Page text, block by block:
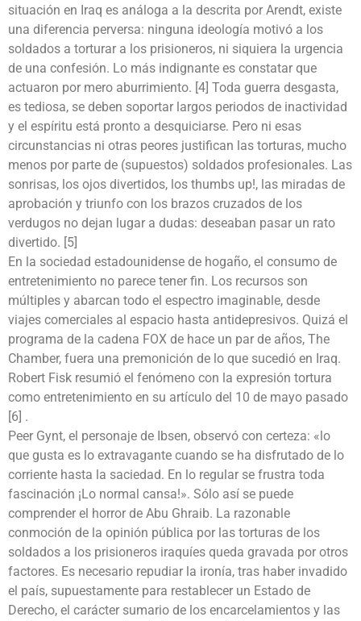
situación en Iraq es análoga a la descrita por Arendt, existe
una diferencia perversa: ninguna ideología motivó a los
soldados a torturar a los prisioneros, ni siquiera la urgencia
de una confesión. Lo más indignante es constatar que
actuaron por mero aburrimiento. [4] Toda guerra desgasta,
es tediosa, se deben soportar largos periodos de inactividad
y el espíritu está pronto a desquiciarse. Pero ni esas
circunstancias ni otras peores justifican las torturas, mucho
menos por parte de (supuestos) soldados profesionales. Las
sonrisas, los ojos divertidos, los thumbs up!, las miradas de
aprobación y triunfo con los brazos cruzados de los
verdugos no dejan lugar a dudas: deseaban pasar un rato
divertido. [5]
En la sociedad estadounidense de hogaño, el consumo de
entretenimiento no parece tener fin. Los recursos son
múltiples y abarcan todo el espectro imaginable, desde
viajes comerciales al espacio hasta antidepresivos. Quizá el
programa de la cadena FOX de hace un par de años, The
Chamber, fuera una premonición de lo que sucedió en Iraq.
Robert Fisk resumió el fenómeno con la expresión tortura
como entretenimiento en su artículo del 10 de mayo pasado
[6] .
Peer Gynt, el personaje de Ibsen, observó con certeza: «lo
que gusta es lo extravagante cuando se ha disfrutado de lo
corriente hasta la saciedad. En lo regular se frustra toda
fascinación ¡Lo normal cansa!». Sólo así se puede
comprender el horror de Abu Ghraib. La razonable
conmoción de la opinión pública por las torturas de los
soldados a los prisioneros iraquíes queda gravada por otros
factores. Es necesario repudiar la ironía, tras haber invadido
el país, supuestamente para restablecer un Estado de
Derecho, el carácter sumario de los encarcelamientos y las